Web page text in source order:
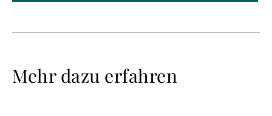
Mehr dazu erfahren